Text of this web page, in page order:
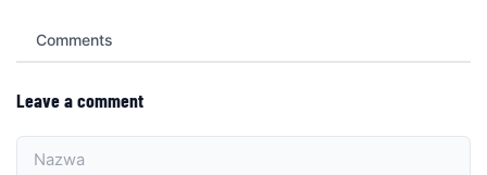
Comments
Leave a comment